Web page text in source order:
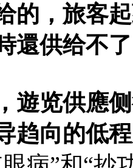
的，旅客
還供给不
遊览供應
趋向的低